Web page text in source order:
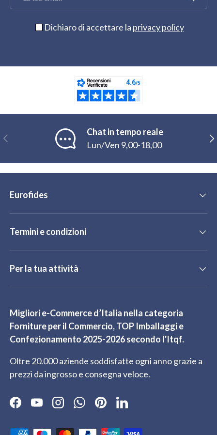
Dichiaro di accettare la privacy policy
Indietro
Chat in tempo reale
Lun/Ven 9,00-18,00
Eurofides
Termini e condizioni
Per la tua attività
Migliori e-Commerce d’Italia nella categoria
Forniture per il Commercio, TOP Imballaggi e
Confezionamento 2025-2026 secondo l'Itqf.
Oltre 20.000 aziende soddisfatte ogni anno grazie a
prezzi da ingrosso e consegna veloce.
Facebook
YouTubeInstagramWhatsApp
PinterestLinkedIn